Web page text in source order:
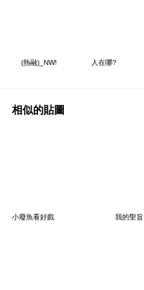
(熱融)_NW! 人在哪?
相似的貼圖
小廢魚看好戲 我的聖旨